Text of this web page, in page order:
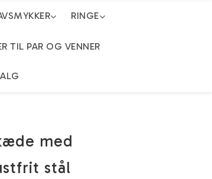
RINGE
TIL PAR OG VENNER
med
stål